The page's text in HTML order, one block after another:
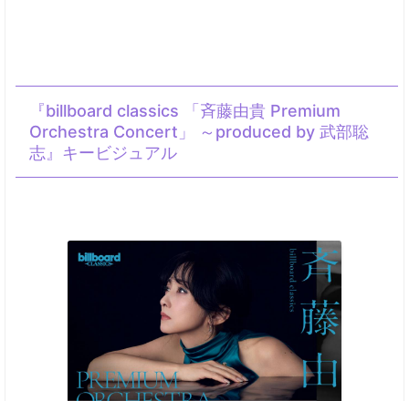
『billboard classics 「斉藤由貴 Premium
Orchestra Concert」 ～produced by 武部聡
志』キービジュアル